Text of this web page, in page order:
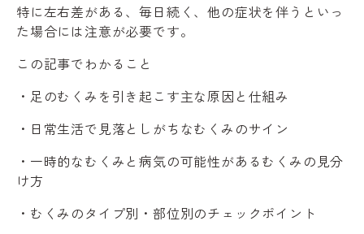
特に左右差がある、毎日続く、他の症状を伴うといっ
た場合には注意が必要です。
この記事でわかること
・足のむくみを引き起こす主な原因と仕組み
・日常生活で見落としがちなむくみのサイン
・一時的なむくみと病気の可能性があるむくみの見分
け方
・むくみのタイプ別・部位別のチェックポイント